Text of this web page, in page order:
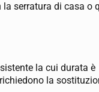
serratura di casa
la cui durata è
la